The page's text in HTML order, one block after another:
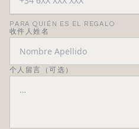
PARA QUIÉN ES EL REGALO
收件人姓名
个人留言（可选）